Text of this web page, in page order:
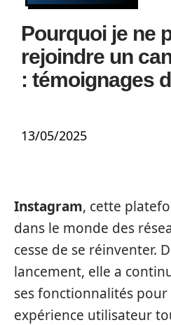
Pourquoi je ne
rejoindre un
: témoignages
13/05/2025
Instagram, cette
dans le monde des
cesse de se réinventer.
lancement, elle a
ses fonctionnalités
expérience utilisateur